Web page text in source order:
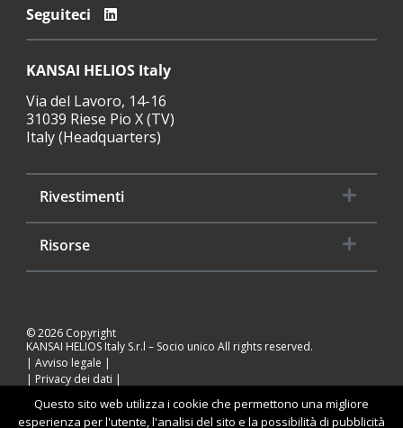
Seguiteci
KANSAI HELIOS Italy
Via del Lavoro, 14-16
31039 Riese Pio X (TV)
Italy (Headquarters)
Rivestimenti
Risorse
© 2026 Copyright
KANSAI HELIOS Italy S.r.l – Socio unico All rights reserved.
Avviso legale
Privacy dei dati
Questo sito web utilizza i cookie che permettono una migliore
esperienza per l'utente, l'analisi del sito e la possibilità di pubblicità